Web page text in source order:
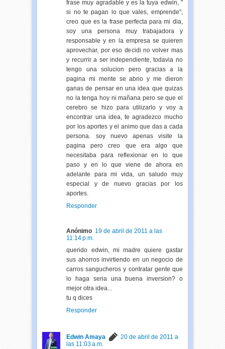
frase muy agradable y es la tuya edwin, "
si no te pagan lo que vales, emprende",
creo que es la frase perfecta para mi dia,
soy una persona muy trabajadora y
responsable y en la empresa se quieren
aprovechar, por eso decidi no volver mas
y recurrir a ser independiente, todavia no
tengo una solucion pero gracias a la
pagina mi mente se abrio y me dieron
ganas de pensar en una idea que quizas
no la tenga hoy ni mañana pero se que el
cerebro se hizo para utilizarlo y voy a
encontrar una idea, te agradezco mucho
por los aportes y el animo que das a cada
persona. soy nuevo apenas visite la
pagina pero creo que era algo que
necesitaba para reflexionar en lo que
paso y en lo que viene de ahora en
adelante para mi vida, un saludo muy
especial y de nuevo gracias por los
aportes.
Responder
Anónimo 19 de abril de 2011 a las
11:14 p.m.
querido edwin, mi madre quiere gastar
sus ahorros invirtiendo en un negocio de
carros sangucheros y contratar gente que
lo haga seria una buena inversion? o
mejor otra idea...
tu q dices
Responder
Edwin Amaya
20 de abril de 2011 a
las 11:03 a.m.